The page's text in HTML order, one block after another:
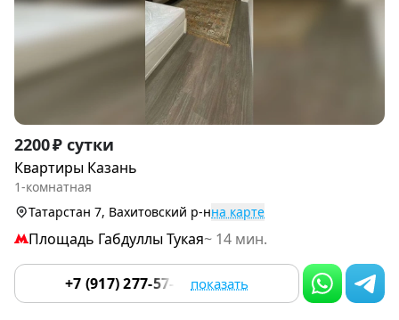
Item
1
of
2200 ₽ сутки
Квартиры Казань
1-комнатная
Татарстан 7, Вахитовский р-нна карте
Площадь Габдуллы Тукая~ 14 мин.
+7 (917) 277-57-31 показать